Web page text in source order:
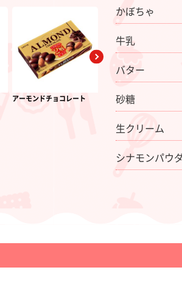
アーモンドチョコレート
カプッチョドラえもん＜チ
ョコ＞
かぼちゃ
牛乳
バター
砂糖
生クリーム
シナモンパウ